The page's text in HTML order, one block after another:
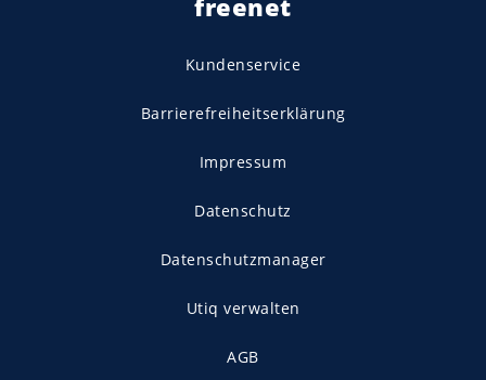
freenet
Kundenservice
Barrierefreiheitserklärung
Impressum
Datenschutz
Datenschutzmanager
Utiq verwalten
AGB